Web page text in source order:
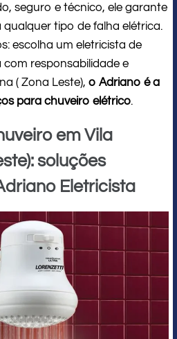
seguro e técnico, ele garante
tipo de falha elétrica.
escolha um eletricista de
responsabilidade e
( Zona Leste), o Adriano é a
para chuveiro elétrico.
em Vila
soluções
Eletricista